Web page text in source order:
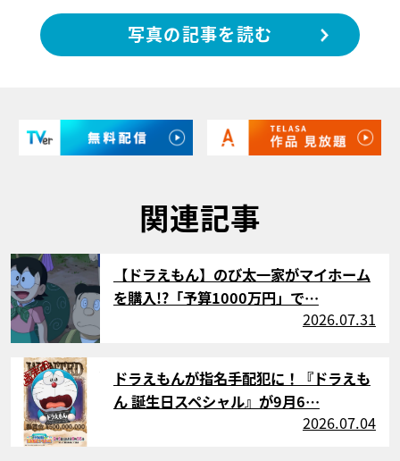
写真の記事を読む
関連記事
サムネイル
【ドラえもん】のび太一家がマイホーム
を購入!?「予算1000万円」で…
2026.07.31
ドラえもんが指名手配犯に！『ドラえも
ん 誕生日スペシャル』が9月6…
2026.07.04